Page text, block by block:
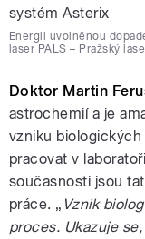
Energii uvolněnou
laser PALS – Pražský
Doktor Martin
astrochemií a je
vzniku
pracovat v
současnosti jsou
práce. „ Vznik
proces. Ukazuje